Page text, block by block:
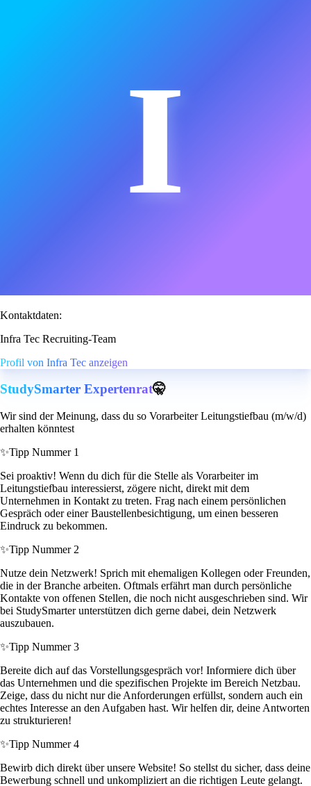
I
Kontaktdaten:
Infra Tec Recruiting-Team
Profil von Infra Tec anzeigen
StudySmarter Expertenrat🤫
Wir sind der Meinung, dass du so Vorarbeiter Leitungstiefbau (m/w/d)
erhalten könntest
✨Tipp Nummer 1
Sei proaktiv! Wenn du dich für die Stelle als Vorarbeiter im
Leitungstiefbau interessierst, zögere nicht, direkt mit dem
Unternehmen in Kontakt zu treten. Frag nach einem persönlichen
Gespräch oder einer Baustellenbesichtigung, um einen besseren
Eindruck zu bekommen.
✨Tipp Nummer 2
Nutze dein Netzwerk! Sprich mit ehemaligen Kollegen oder Freunden,
die in der Branche arbeiten. Oftmals erfährt man durch persönliche
Kontakte von offenen Stellen, die noch nicht ausgeschrieben sind. Wir
bei StudySmarter unterstützen dich gerne dabei, dein Netzwerk
auszubauen.
✨Tipp Nummer 3
Bereite dich auf das Vorstellungsgespräch vor! Informiere dich über
das Unternehmen und die spezifischen Projekte im Bereich Netzbau.
Zeige, dass du nicht nur die Anforderungen erfüllst, sondern auch ein
echtes Interesse an den Aufgaben hast. Wir helfen dir, deine Antworten
zu strukturieren!
✨Tipp Nummer 4
Bewirb dich direkt über unsere Website! So stellst du sicher, dass deine
Bewerbung schnell und unkompliziert an die richtigen Leute gelangt.